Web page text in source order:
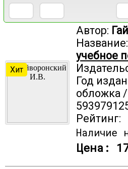
Хит
Автор:
Название:
учебное
Год
обложка
Рейтинг:
Наличие
Цена: